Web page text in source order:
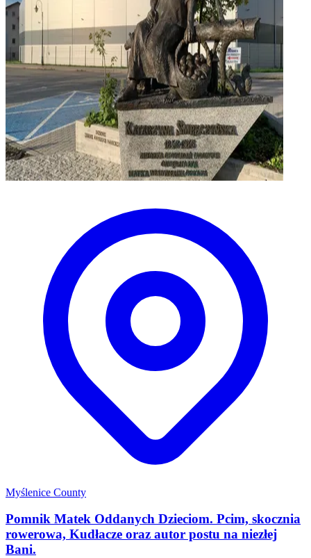
Myślenice County
Pomnik Matek Oddanych Dzieciom. Pcim, skocznia
rowerowa, Kudłacze oraz autor postu na niezłej
Bani.